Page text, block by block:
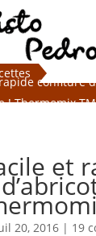
confiture
! Thermomix
et
20, 2016| 19